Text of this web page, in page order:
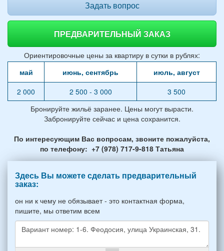
Задать вопрос
ПРЕДВАРИТЕЛЬНЫЙ ЗАКАЗ
Ориентировочные цены за квартиру в сутки в рублях:
май
июнь, сентябрь
июль, август
2 000
2 500 - 3 000
3 500
Бронируйте жильё заранее. Цены могут вырасти.
Забронируйте сейчас и цена сохранится.
По интересующим Вас вопросам, звоните пожалуйста,
по телефону: +7 (978) 717-9-818 Татьяна
Здесь Вы можете сделать предварительный
заказ:
он ни к чему не обязывает - это контактная форма,
пишите, мы ответим всем